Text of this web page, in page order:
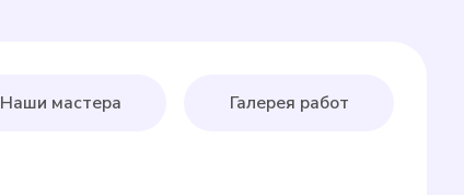
Наши мастера Галерея работ